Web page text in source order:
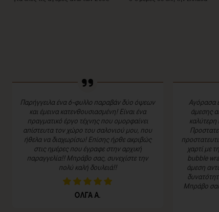
Παρήγγειλα ένα 6-φυλλο παραβάν δύο όψεων
και έμεινα κατενθουσιασμένη! Είναι ένα
πραγματικό έργο τέχνης που ομορφαίνει
απίστευτα τον χώρο του σαλονιού μου, που
ήθελα να διαχωρίσω! Επίσης ήρθε ακριβώς
στις ημέρες που έγραφε στην αρχική
παραγγελία!! Μπράβο σας, συνεχίστε την
πολύ καλή δουλειά!!
ΟΛΓΑ Α.
Αγόρασα
άμεσης
χαρτί με
bubble
άμεση
Μπράβο σας